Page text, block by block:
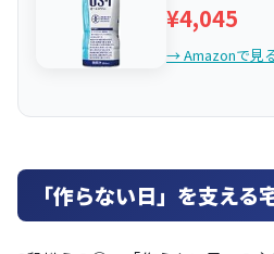
¥4,045
→ Amazonで見
「作らない日」を支える